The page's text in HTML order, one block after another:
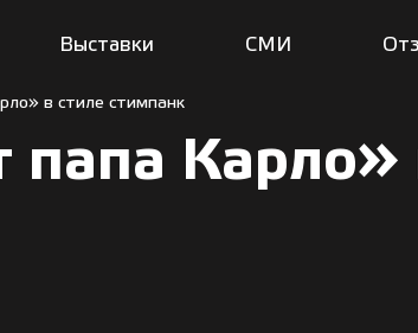
Выставки СМИ
в стиле стимпанк
папа Карло»